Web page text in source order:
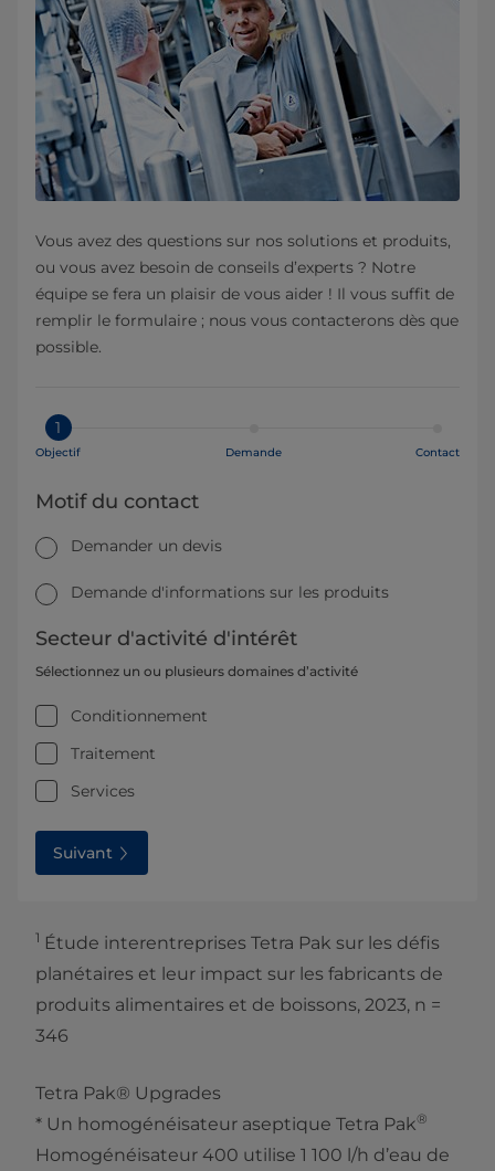
Vous avez des questions sur nos solutions et produits,
ou vous avez besoin de conseils d’experts ? Notre
équipe se fera un plaisir de vous aider ! Il vous suffit de
remplir le formulaire ; nous vous contacterons dès que
possible.
1
Objectif Demande Contact
Motif du contact
Demander un devis
Demande d'informations sur les produits
Secteur d'activité d'intérêt
Sélectionnez un ou plusieurs domaines d’activité
Conditionnement
Traitement
Services
Suivant
1 Étude interentreprises Tetra Pak sur les défis
planétaires et leur impact sur les fabricants de
produits alimentaires et de boissons, 2023, n =
346
Tetra Pak® Upgrades
* Un homogénéisateur aseptique Tetra Pak®
Homogénéisateur 400 utilise 1 100 l/h d’eau de